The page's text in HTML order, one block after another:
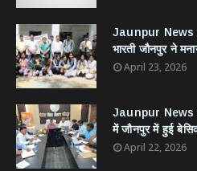
Jaunpur News :
भारती जौनपुर ने
April 23, 2026
Jaunpur News :
में जौनपुर में हुई बेसिक
April 22, 2026